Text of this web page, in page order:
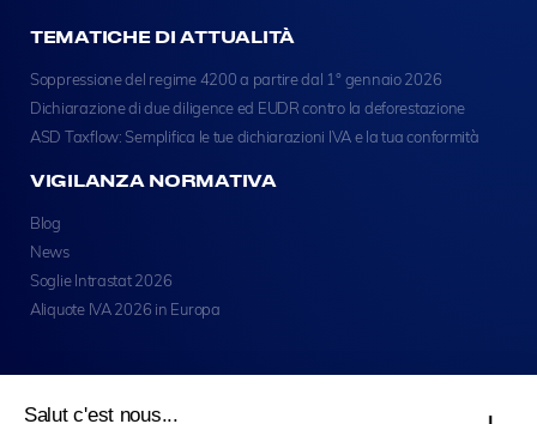
Salut c'est nous...
TEMATICHE DI ATTUALITÀ
Soppressione del regime 4200 a partire dal 1° gennaio 2026
Dichiarazione di due diligence ed EUDR contro la deforestazione
ASD Taxflow: Semplifica le tue dichiarazioni IVA e la tua conformità
VIGILANZA NORMATIVA
Blog
News
Soglie Intrastat 2026
Aliquote IVA 2026 in Europa